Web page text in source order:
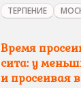
ТЕРПЕНИЕ
Время
сита: у
и просеивая